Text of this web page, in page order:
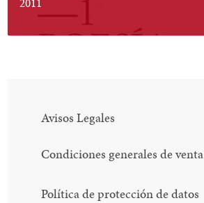
Avisos Legales
Condiciones generales de venta
Política de protección de datos